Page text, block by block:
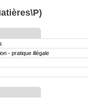
- pratique illégale